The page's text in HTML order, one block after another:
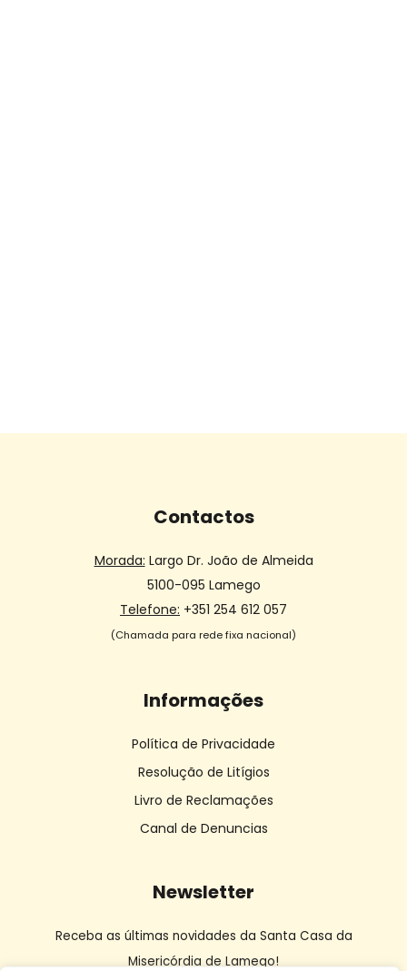
Contactos
Morada: Largo Dr. João de Almeida
5100-095 Lamego
Telefone: +351 254 612 057
(Chamada para rede fixa nacional)
Informações
Política de Privacidade
Resolução de Litígios
Livro de Reclamações
Canal de Denuncias
Newsletter
Receba as últimas novidades da Santa Casa da
Misericórdia de Lamego!